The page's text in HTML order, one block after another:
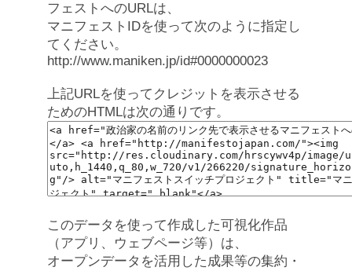
フェストへのURLは、
マニフェストIDを使って次のように指定し
てください。
http://www.maniken.jp/id#0000000023
上記URLを使ってクレジットを表示させる
ためのHTMLは次の通りです。
このデータを使って作成した可視化作品
（アプリ、ウェブページ等）は、
オープンデータを活用した成果等の集約・